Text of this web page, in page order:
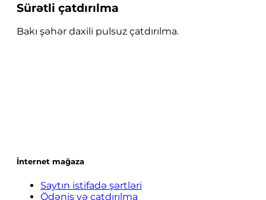
Sürətli çatdırılma
Bakı şəhər daxili pulsuz çatdırılma.
İnternet mağaza
Saytın istifadə şərtləri
Ödəniş və çatdırılma